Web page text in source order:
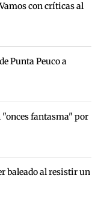
con críticas al
Punta Peuco a
fantasma" por
baleado al resistir un